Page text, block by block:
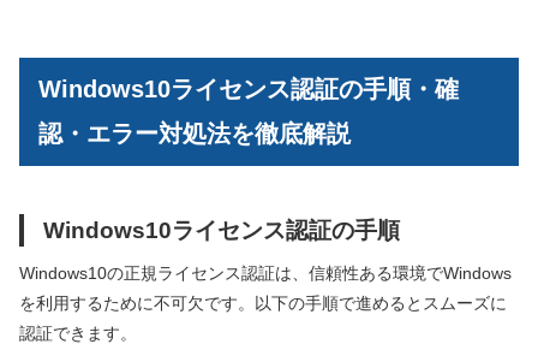
Windows10ライセンス認証の手順・確
認・エラー対処法を徹底解説
Windows10ライセンス認証の手順
Windows10の正規ライセンス認証は、信頼性ある環境でWindows
を利用するために不可欠です。以下の手順で進めるとスムーズに
認証できます。